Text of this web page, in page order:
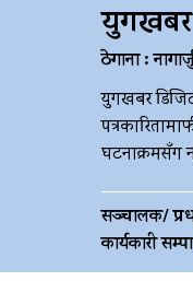
युगखबर
ठेगाना :
युगखबर
घटनाक्रमसँग
सञ्चालक/
कार्यकारी